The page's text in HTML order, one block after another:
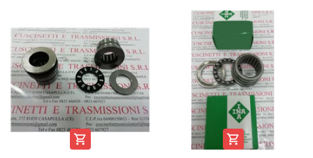
 